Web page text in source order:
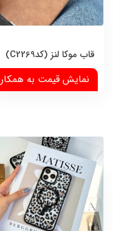
قاب موکا لنز (کدC2269)
نمایش قیمت به همکار